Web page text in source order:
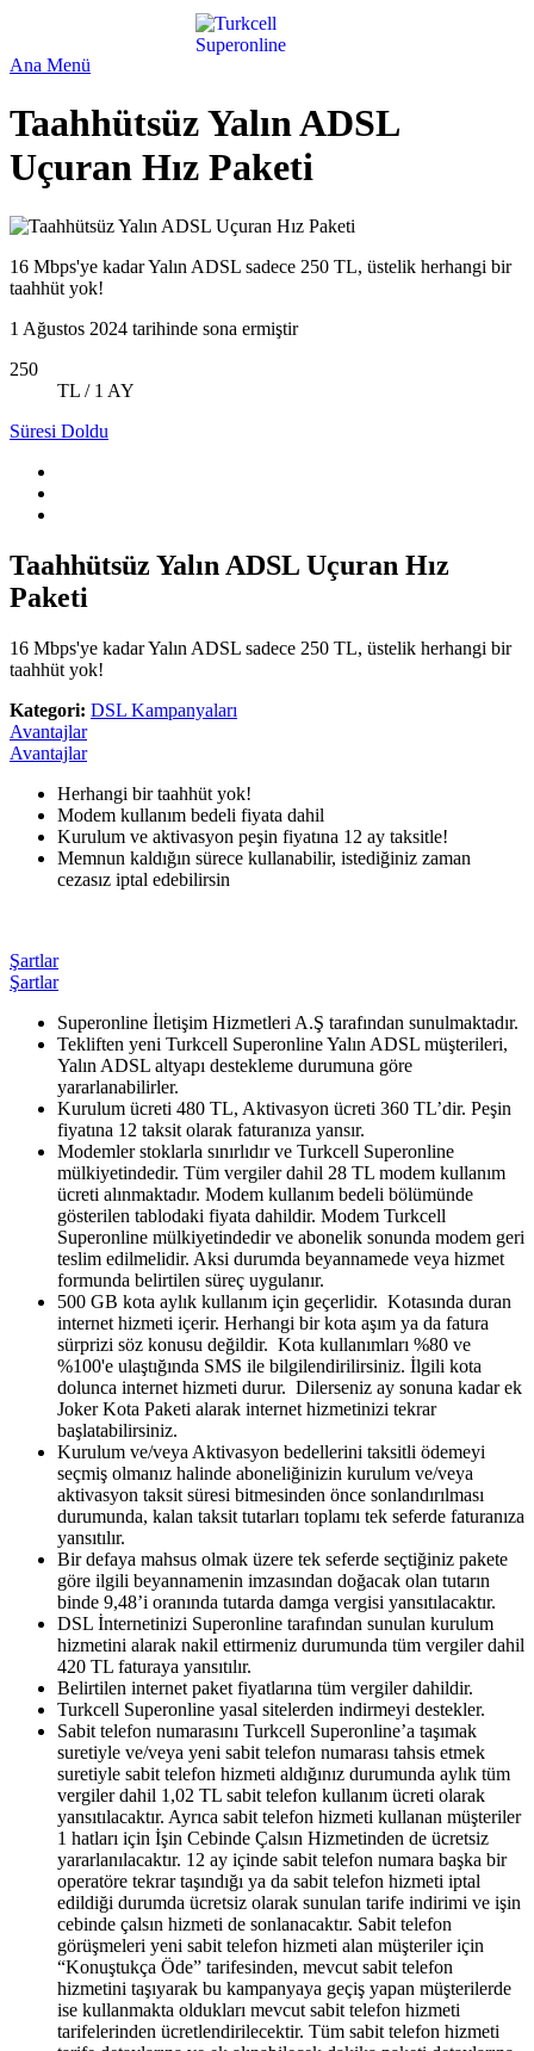
Ana Menü
Taahhütsüz Yalın ADSL
Uçuran Hız Paketi
16 Mbps'ye kadar Yalın ADSL sadece 250 TL, üstelik herhangi bir
taahhüt yok!
1 Ağustos 2024 tarihinde sona ermiştir
250
TL / 1 AY
Süresi Doldu
Taahhütsüz Yalın ADSL Uçuran Hız
Paketi
16 Mbps'ye kadar Yalın ADSL sadece 250 TL, üstelik herhangi bir
taahhüt yok!
Kategori: DSL Kampanyaları
Avantajlar
Avantajlar
​Herhangi bir taahhüt yok!
Modem kullanım bedeli fiyata dahil
Kurulum ve aktivasyon peşin fiyatına 12 ay taksitle!
Memnun kaldığın sürece kullanabilir, istediğiniz zaman
cezasız iptal edebilirsin
Şartlar
Şartlar
Superonline İletişim Hizmetleri A.Ş tarafından sunulmaktadır.
Tekliften yeni Turkcell Superonline Yalın ADSL müşterileri,
Yalın ADSL altyapı destekleme durumuna göre
yararlanabilirler.
Kurulum ücreti 480 TL, Aktivasyon ücreti 360 TL’dir. Peşin
fiyatına 12 taksit olarak faturanıza yansır.
Modemler stoklarla sınırlıdır ve Turkcell Superonline
mülkiyetindedir. Tüm vergiler dahil 28 TL modem kullanım
ücreti alınmaktadır. Modem kullanım bedeli bölümünde
gösterilen tablodaki fiyata dahildir. Modem Turkcell
Superonline mülkiyetindedir ve abonelik sonunda modem geri
teslim edilmelidir. Aksi durumda beyannamede veya hizmet
formunda belirtilen süreç uygulanır.
500 GB kota aylık kullanım için geçerlidir. Kotasında duran
internet hizmeti içerir. Herhangi bir kota aşım ya da fatura
sürprizi söz konusu değildir. Kota kullanımları %80 ve
%100'e ulaştığında SMS ile bilgilendirilirsiniz. İlgili kota
dolunca internet hizmeti durur. Dilerseniz ay sonuna kadar ek
Joker Kota Paketi alarak internet hizmetinizi tekrar
başlatabilirsiniz.
Kurulum ve/veya Aktivasyon bedellerini taksitli ödemeyi
seçmiş olmanız halinde aboneliğinizin kurulum ve/veya
aktivasyon taksit süresi bitmesinden önce sonlandırılması
durumunda, kalan taksit tutarları toplamı tek seferde faturanıza
yansıtılır.
Bir defaya mahsus olmak üzere tek seferde seçtiğiniz pakete
göre ilgili beyannamenin imzasından doğacak olan tutarın
binde 9,48’i oranında tutarda damga vergisi yansıtılacaktır.
DSL İnternetinizi Superonline tarafından sunulan kurulum
hizmetini alarak nakil ettirmeniz durumunda tüm vergiler dahil
420 TL faturaya yansıtılır.
Belirtilen internet paket fiyatlarına tüm vergiler dahildir.
Turkcell Superonline yasal sitelerden indirmeyi destekler.
Sabit telefon numarasını Turkcell Superonline’a taşımak
suretiyle ve/veya yeni sabit telefon numarası tahsis etmek
suretiyle sabit telefon hizmeti aldığınız durumunda aylık tüm
vergiler dahil 1,02 TL sabit telefon kullanım ücreti olarak
yansıtılacaktır. Ayrıca sabit telefon hizmeti kullanan müşteriler
1 hatları için İşin Cebinde Çalsın Hizmetinden de ücretsiz
yararlanılacaktır. 12 ay içinde sabit telefon numara başka bir
operatöre tekrar taşındığı ya da sabit telefon hizmeti iptal
edildiği durumda ücretsiz olarak sunulan tarife indirimi ve işin
cebinde çalsın hizmeti de sonlanacaktır. Sabit telefon
görüşmeleri yeni sabit telefon hizmeti alan müşteriler için
“Konuştukça Öde” tarifesinden, mevcut sabit telefon
hizmetini taşıyarak bu kampanyaya geçiş yapan müşterilerde
ise kullanmakta oldukları mevcut sabit telefon hizmeti
tarifelerinden ücretlendirilecektir. Tüm sabit telefon hizmeti